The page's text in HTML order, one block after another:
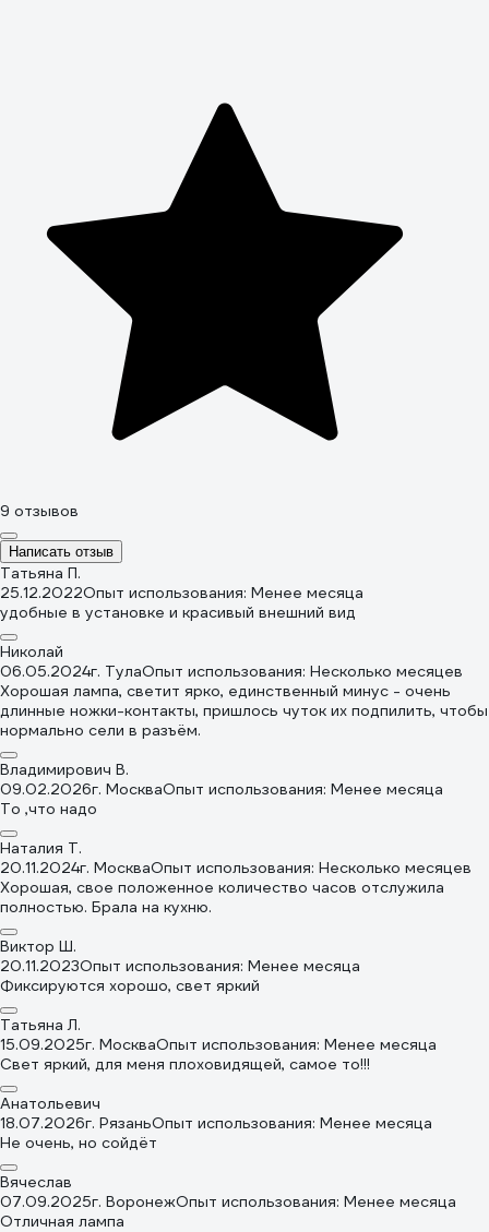
9 отзывов
Написать отзыв
Татьяна П.
25.12.2022Опыт использования: Менее месяца
удобные в установке и красивый внешний вид
Николай
06.05.2024г. ТулаОпыт использования: Несколько месяцев
Хорошая лампа, светит ярко, единственный минус - очень
длинные ножки-контакты, пришлось чуток их подпилить, чтобы
нормально сели в разъём.
Владимирович В.
09.02.2026г. МоскваОпыт использования: Менее месяца
То ,что надо
Наталия Т.
20.11.2024г. МоскваОпыт использования: Несколько месяцев
Хорошая, свое положенное количество часов отслужила
полностью. Брала на кухню.
Виктор Ш.
20.11.2023Опыт использования: Менее месяца
Фиксируются хорошо, свет яркий
Татьяна Л.
15.09.2025г. МоскваОпыт использования: Менее месяца
Свет яркий, для меня плоховидящей, самое то!!!
Анатольевич
18.07.2026г. РязаньОпыт использования: Менее месяца
Не очень, но сойдёт
Вячеслав
07.09.2025г. ВоронежОпыт использования: Менее месяца
Отличная лампа